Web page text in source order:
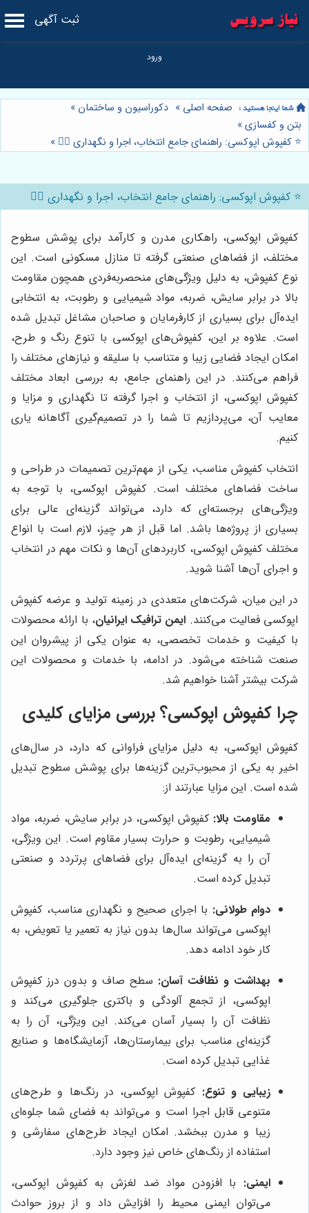
ثبت آگهی
صفحه اصلی » دکوراسیون و ساختمان »
بتن و کفسازی»
⭐️ کفپوش اپوکسی: راهنمای جامع انتخاب، اجرا و نگهداری 👷‍♂️ »
⭐️ کفپوش اپوکسی: راهنمای جامع انتخاب، اجرا و نگهداری 👷‍♂️
کفپوش اپوکسی، راهکاری مدرن و کارآمد برای پوشش سطوح
مختلف، از فضاهای صنعتی گرفته تا منازل مسکونی است. این
نوع کفپوش، به دلیل ویژگی‌های منحصربه‌فردی همچون مقاومت
بالا در برابر سایش، ضربه، مواد شیمیایی و رطوبت، به انتخابی
ایده‌آل برای بسیاری از کارفرمایان و صاحبان مشاغل تبدیل شده
است. علاوه بر این، کفپوش‌های اپوکسی با تنوع رنگ و طرح،
امکان ایجاد فضایی زیبا و متناسب با سلیقه و نیازهای مختلف را
فراهم می‌کنند. در این راهنمای جامع، به بررسی ابعاد مختلف
کفپوش اپوکسی، از انتخاب و اجرا گرفته تا نگهداری و مزایا و
معایب آن، می‌پردازیم تا شما را در تصمیم‌گیری آگاهانه یاری
کنیم.
انتخاب کفپوش مناسب، یکی از مهم‌ترین تصمیمات در طراحی و
ساخت فضاهای مختلف است. کفپوش اپوکسی، با توجه به
ویژگی‌های برجسته‌ای که دارد، می‌تواند گزینه‌ای عالی برای
بسیاری از پروژه‌ها باشد. اما قبل از هر چیز، لازم است با انواع
مختلف کفپوش اپوکسی، کاربردهای آن‌ها و نکات مهم در انتخاب
و اجرای آن‌ها آشنا شوید.
در این میان، شرکت‌های متعددی در زمینه تولید و عرضه کفپوش
اپوکسی فعالیت می‌کنند. ایمن ترافیک ایرانیان، با ارائه محصولات
با کیفیت و خدمات تخصصی، به عنوان یکی از پیشروان این
صنعت شناخته می‌شود. در ادامه، با خدمات و محصولات این
شرکت بیشتر آشنا خواهیم شد.
چرا کفپوش اپوکسی؟ بررسی مزایای کلیدی
کفپوش اپوکسی، به دلیل مزایای فراوانی که دارد، در سال‌های
اخیر به یکی از محبوب‌ترین گزینه‌ها برای پوشش سطوح تبدیل
شده است. این مزایا عبارتند از:
مقاومت بالا: کفپوش اپوکسی، در برابر سایش، ضربه، مواد
شیمیایی، رطوبت و حرارت بسیار مقاوم است. این ویژگی،
آن را به گزینه‌ای ایده‌آل برای فضاهای پرتردد و صنعتی
تبدیل کرده است.
دوام طولانی: با اجرای صحیح و نگهداری مناسب، کفپوش
اپوکسی می‌تواند سال‌ها بدون نیاز به تعمیر یا تعویض، به
کار خود ادامه دهد.
بهداشت و نظافت آسان: سطح صاف و بدون درز کفپوش
اپوکسی، از تجمع آلودگی و باکتری جلوگیری می‌کند و
نظافت آن را بسیار آسان می‌کند. این ویژگی، آن را به
گزینه‌ای مناسب برای بیمارستان‌ها، آزمایشگاه‌ها و صنایع
غذایی تبدیل کرده است.
زیبایی و تنوع: کفپوش اپوکسی، در رنگ‌ها و طرح‌های
متنوعی قابل اجرا است و می‌تواند به فضای شما جلوه‌ای
زیبا و مدرن ببخشد. امکان ایجاد طرح‌های سفارشی و
استفاده از رنگ‌های خاص نیز وجود دارد.
ایمنی: با افزودن مواد ضد لغزش به کفپوش اپوکسی،
می‌توان ایمنی محیط را افزایش داد و از بروز حوادث